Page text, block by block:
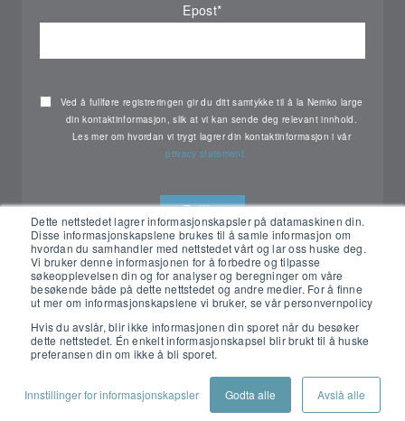
Dette nettstedet lagrer informasjonskapsler på datamaskinen din.
Disse informasjonskapslene brukes til å samle informasjon om
hvordan du samhandler med nettstedet vårt og lar oss huske deg.
Vi bruker denne informasjonen for å forbedre og tilpasse
søkeopplevelsen din og for analyser og beregninger om våre
besøkende både på dette nettstedet og andre medier. For å finne
ut mer om informasjonskapslene vi bruker, se vår personvernpolicy
Hvis du avslår, blir ikke informasjonen din sporet når du besøker
dette nettstedet. Én enkelt informasjonskapsel blir brukt til å huske
preferansen din om ikke å bli sporet.
Innstillinger for informasjonskapsler Godta alle Avslå alle
Epost*
Ved å fullføre registreringen gir du ditt samtykke til å la Nemko large
din kontaktinformasjon, slik at vi kan sende deg relevant innhold.
Les mer om hvordan vi trygt lagrer din kontaktinformasjon i vår
privacy statement.
All rights reserved Nemko ©2026
CUSTOMER PORTAL